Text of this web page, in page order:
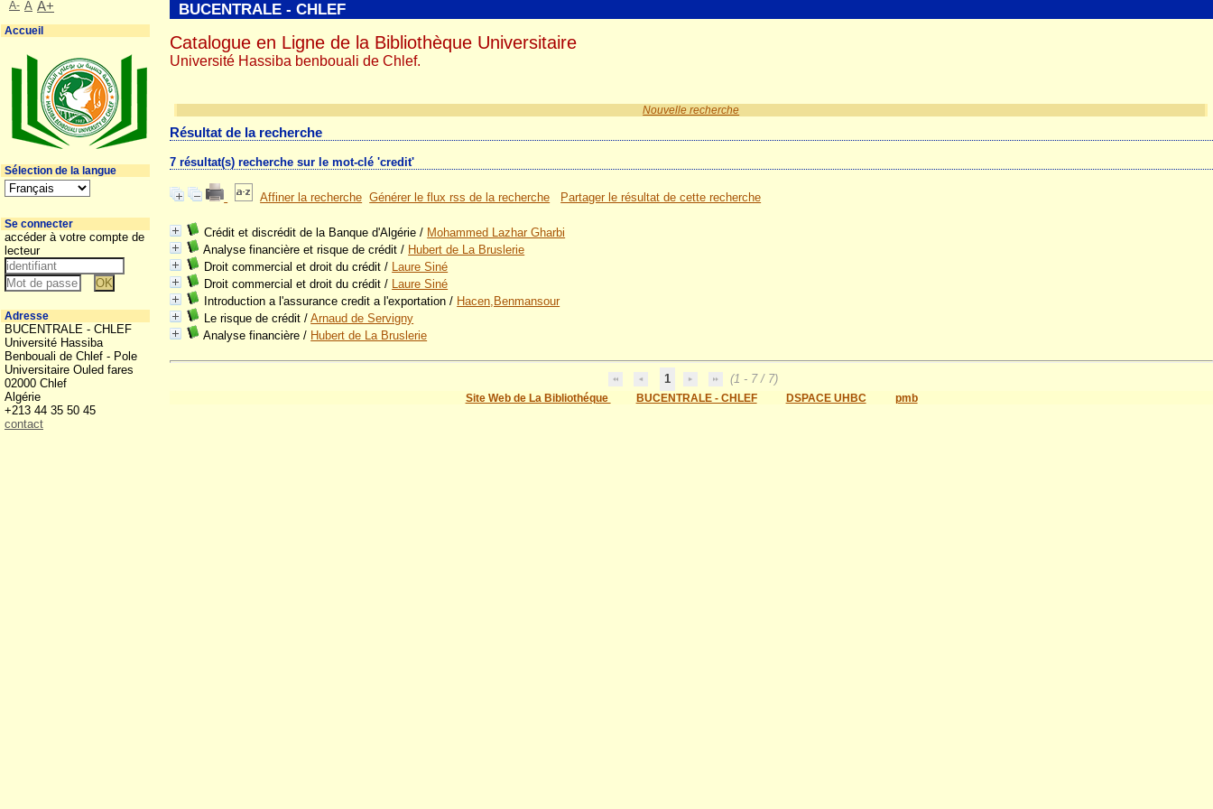
Nouvelle recherche
Résultat de la recherche
7 résultat(s) recherche sur le mot-clé 'credit'
Affiner la recherche Générer le flux rss de la recherche Partager le résultat de cette recherche
Crédit et discrédit de la Banque d'Algérie / Mohammed Lazhar Gharbi
Analyse financière et risque de crédit / Hubert de La Bruslerie
Droit commercial et droit du crédit / Laure Siné
Droit commercial et droit du crédit / Laure Siné
Introduction a l'assurance credit a l'exportation / Hacen,Benmansour
Le risque de crédit /Arnaud de Servigny
Analyse financière / Hubert de La Bruslerie
1 (1 - 7 / 7)
Site Web de La Bibliothéque BUCENTRALE - CHLEF DSPACE UHBC pmb
BUCENTRALE - CHLEF
Catalogue en Ligne de la Bibliothèque Universitaire
Université Hassiba benbouali de Chlef.
A- A A+
Accueil
Sélection de la langue
Se connecter
accéder à votre compte de
lecteur
Adresse
BUCENTRALE - CHLEF
Université Hassiba
Benbouali de Chlef - Pole
Universitaire Ouled fares
02000 Chlef
Algérie
+213 44 35 50 45
contact